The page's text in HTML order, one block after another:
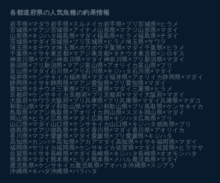
各都道府県の人気魚種の釣果情報
岩手県×マダラ 岩手県×スルメイカ 岩手県×ブリ宮城県×ヒラメ
宮城県×マアジ宮城県×アイナメ 山形県×マアジ山形県×マダイ
山形県×キジハタ福島県×マダイ福島県×ヒラメ福島県×チダイ
茨城県×マダイ 茨城県×ブリ茨城県×ヒラメ埼玉県×サワラ
埼玉県×タチウオ埼玉県×ホウボウ 千葉県×マダイ 千葉県×ヒラメ
千葉県×イサキ 東京都×マアジ 東京都×タチウオ東京都×シロギス
神奈川県×マアジ神奈川県×マダイ 神奈川県×ブリ 新潟県×マダイ
新潟県×ブリ 新潟県×マアジ富山県×アオリイカ富山県×ブリ
富山県×マダイ 石川県×ブリ石川県×キジハタ 石川県×マダイ
福井県×ケンサキイカ 福井県×マダイ福井県×アオリイカ静岡県×マダイ
静岡県×イサキ静岡県×マアジ愛知県×ブリ愛知県×マダイ
愛知県×タチウオ三重県×ブリ 三重県×マダイ 三重県×ヒラメ
京都府×ケンサキイカ 京都府×ブリ 京都府×マダイ 大阪府×マダイ
大阪府×サワラ 大阪府×ブリ兵庫県×ブリ兵庫県×マダイ兵庫県×マダコ
和歌山県×マダイ和歌山県×マアジ和歌山県×ブリ 鳥取県×ケンサキイカ
鳥取県×マアジ 鳥取県×アオリイカ 岡山県×スズキ 岡山県×マダイ
岡山県×ヒラメ 広島県×マダイ 広島県×キジハタ 広島県×ブリ
山口県×マダイ 山口県×ケンサキイカ 山口県×キジハタ 徳島県×ブリ
徳島県×マアジ徳島県×チダイ 香川県×マダイ 香川県×アオリイカ
香川県×マゴチ愛媛県×マダイ 愛媛県×ブリ愛媛県×キジハタ
高知県×カンパチ高知県×アカアマダイ 高知県×イサキ福岡県×マダイ
福岡県×ヤリイカ福岡県×ケンサキイカ 佐賀県×マダイ 佐賀県×ヒラマサ
佐賀県×イサキ長崎県×マダイ 長崎県×キジハタ長崎県×オオモンハタ
熊本県×マダイ 熊本県×ヒラメ 熊本県×メバル 鹿児島県×マダイ
鹿児島県×ケンサキイカ 鹿児島県×アオハタ沖縄県×スジアラ
沖縄県×キハダ沖縄県×バラハタ